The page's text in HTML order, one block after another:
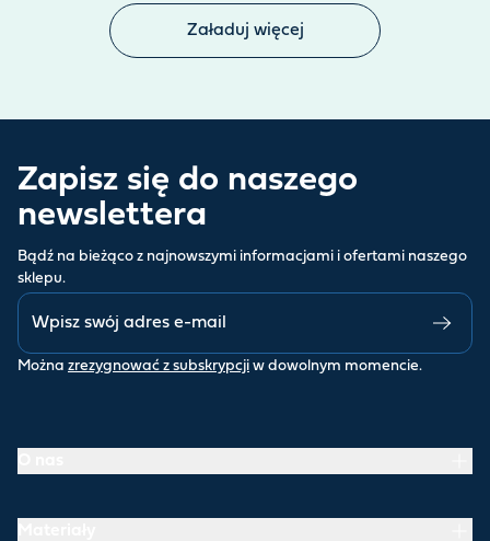
Załaduj więcej
Zapisz się do naszego
newslettera
Bądź na bieżąco z najnowszymi informacjami i ofertami naszego
sklepu.
Można zrezygnować z subskrypcji w dowolnym momencie.